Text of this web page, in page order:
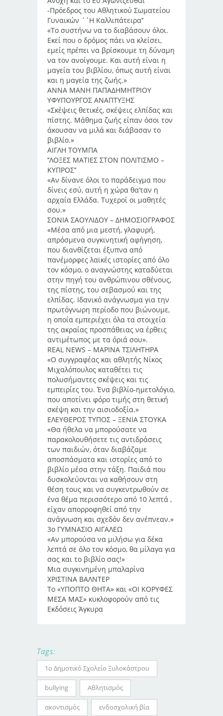
-Πρόεδρος του Αθλητικού Σωματείου
Γυναικών ΄΄Η Καλλιπάτειρα’’
«Το συστήνω να το διαβάσουν όλοι.
Εκεί που ο δρόμος πάει να κλείσει,
εμείς πρέπει να βρίσκουμε τη δύναμη
να τον ανοίγουμε. Και αυτή είναι η
μαγεία του βιβλίου, όπως αυτή είναι
και η μαγεία της ζωής.»
ΑΝΝΑ ΜΑΝΗ ΠΑΠΑΔΗΜΗΤΡΙΟΥ
ΥΦΥΠΟΥΡΓΟΣ ΑΝΑΠΤΥΞΗΣ
«Σκέψεις θετικές, σκέψεις ελπίδας και
πίστης. Μάθημα ζωής είπαν όσοι τον
άκουσαν να μιλά και διάβασαν το
βιβλίο.»
ΑΙΓΛΗ ΤΟΥΜΠΑ
‘’ΛΟΞΕΣ ΜΑΤΙΕΣ ΣΤΟΝ ΠΟΛΙΤΙΣΜΟ –
ΚΥΠΡΟΣ’’
«Αν δίνανε όλοι το παράδειγμα που
δίνεις εσύ, αυτή η χώρα θα’ταν η
αρχαία Ελλάδα. Τυχεροί οι μαθητές
σου.»
ΣΟΝΙΑ ΣΑΟΥΛΙΔΟΥ – ΔΗΜΟΣΙΟΓΡΑΦΟΣ
«Μέσα από μια μεστή, γλαφυρή,
απρόσμενα συγκινητική αφήγηση,
που διανθίζεται έξυπνα από
πανέμορφες λαϊκές ιστορίες από όλο
τον κόσμο, ο αναγνώστης καταδύεται
στην πηγή του ανθρώπινου σθένους,
της πίστης, του σεβασμού και της
ελπίδας. Ιδανικό ανάγνωσμα για την
πρωτόγνωρη περίοδο που βιώνουμε,
η οποία εμπεριέχει όλα τα στοιχεία
της ακραίας προσπάθειας να έρθεις
αντιμέτωπος με τα όριά σου».
REAL NEWS – ΜΑΡΙΝΑ ΤΣΙΛΗΤΗΡΑ
«Ο συγγραφέας και αθλητής Νίκος
Μιχαλόπουλος καταθέτει τις
πολυσήμαντες σκέψεις και τις
εμπειρίες του. Ένα βιβλίο-ημετολόγιο,
που αποτίνει φόρο τιμής στη θετική
σκέψη κσι την αισιοδοξία.»
ΕΛΕΥΘΕΡΟΣ ΤΥΠΟΣ – ΞΕΝΙΑ ΣΤΟΥΚΑ
«Θα ήθελα να μπορούσατε να
παρακολουθήσετε τις αντιδράσεις
των παιδιών, όταν διαβάζαμε
αποσπάσματα και ιστορίες από το
βιβλίο μέσα στην τάξη. Παιδιά που
δυσκολεύονται να καθήσουν στη
θέση τους και να συγκεντρωθούν σε
ένα θέμα περισσότερο από 10 λεπτά ,
είχαν απορροφηθεί από την
ανάγνωση και σχεδόν δεν ανέπνεαν.»
3ο ΓΥΜΝΑΣΙΟ ΑΙΓΑΛΕΩ
«Αν μπορούσα να μιλήσω για δέκα
λεπτά σε όλο τον κόσμο, θα μίλαγα για
σας και το βιβλίο σας!»
Μια συγκινημένη μπαλαρίνα
ΧΡΙΣΤΙΝΑ ΒΑΛΝΤΕΡ
Το «ΥΠΟΠΤΟ ΘΗΤΑ» και «ΟΙ ΚΟΡΥΦΕΣ
ΜΕΣΑ ΜΑΣ» κυκλοφορούν από τις
Εκδόσεις Άγκυρα
Tags:
1ο Δημοτικό Σχολείο Ξυλοκάστρου
bullying Αθλητισμός
ακοντισμός ενδοσχολική βία